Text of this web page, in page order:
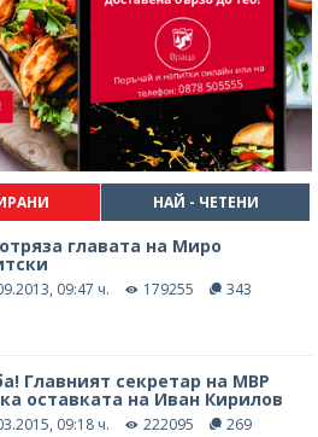
НАЙ - ЧЕТЕНИ
главата на Миро
09:47 ч. 179255 343
Главният секретар на МВР
оставката на Иван Кирилов
09:18 ч. 222095 269